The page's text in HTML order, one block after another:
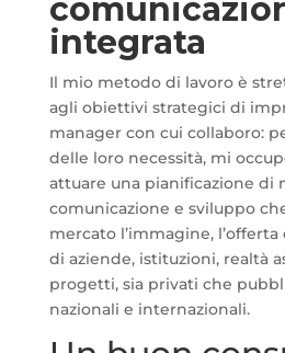
integrata
Il mio metodo di lavoro è
agli obiettivi strategici di
manager con cui collaboro:
delle loro necessità, mi
attuare una pianificazione di
comunicazione e sviluppo
mercato l’immagine,
di aziende, istituzioni, realtà
progetti, sia privati che
nazionali e internazionali.